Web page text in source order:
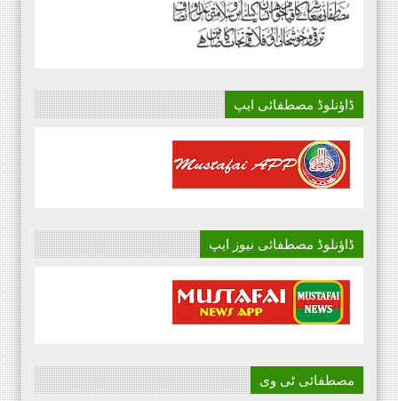
ڈاؤنلوڈ مصطفائی ایپ
ڈاؤنلوڈ مصطفائی نیوز ایپ
مصطفائی ٹی وی